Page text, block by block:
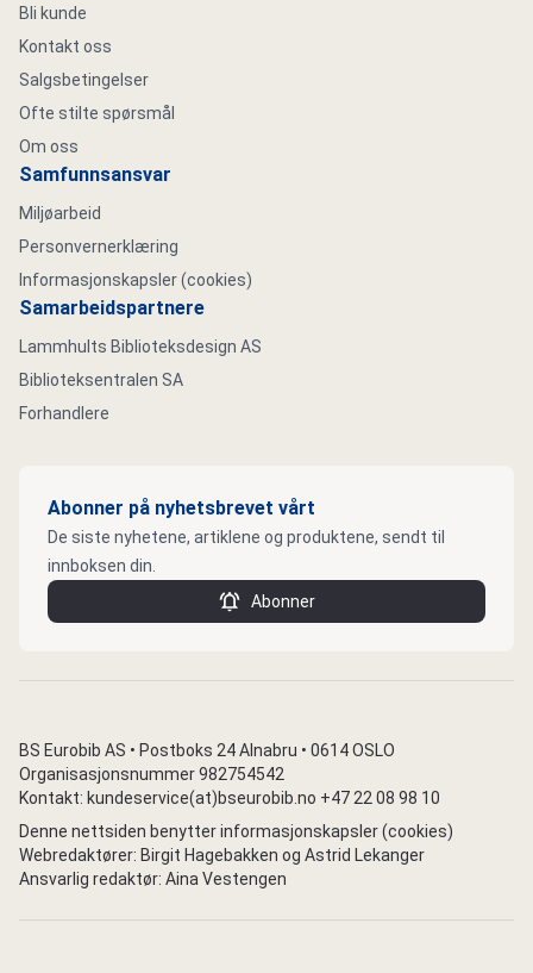
Bli kunde
Kontakt oss
Salgsbetingelser
Ofte stilte spørsmål
Om oss
Samfunnsansvar
Miljøarbeid
Personvernerklæring
Informasjonskapsler (cookies)
Samarbeidspartnere
Lammhults Biblioteksdesign AS
Biblioteksentralen SA
Forhandlere
Abonner på nyhetsbrevet vårt
De siste nyhetene, artiklene og produktene, sendt til
innboksen din.
Abonner
BS Eurobib AS • Postboks 24 Alnabru • 0614 OSLO
Organisasjonsnummer 982754542
Kontakt: kundeservice(at)bseurobib.no +47 22 08 98 10
Denne nettsiden benytter informasjonskapsler (cookies)
Webredaktører: Birgit Hagebakken og Astrid Lekanger
Ansvarlig redaktør: Aina Vestengen